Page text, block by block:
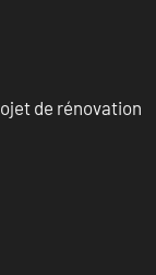
de rénovation